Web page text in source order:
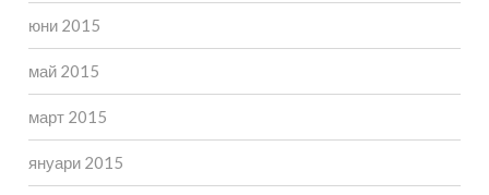
юни 2015
май 2015
март 2015
януари 2015